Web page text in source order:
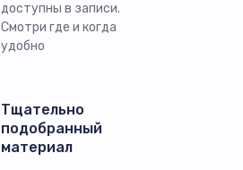
доступны в записи.
Смотри где и когда
удобно
Тщательно
подобранный
материал